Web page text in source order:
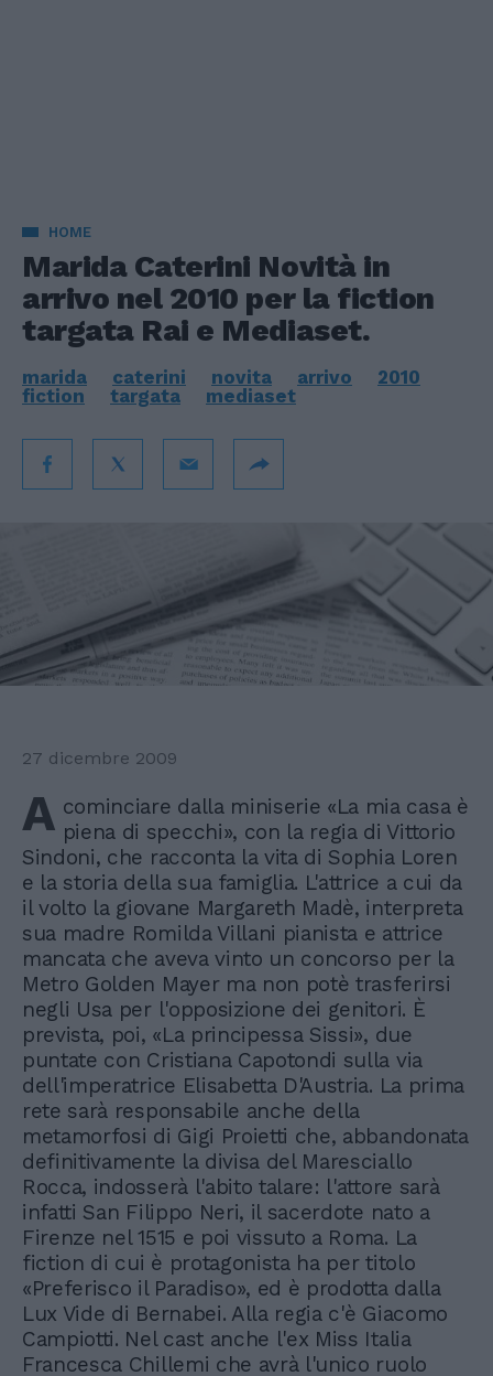
HOME
Marida Caterini Novità in
arrivo nel 2010 per la fiction
targata Rai e Mediaset.
marida caterini novita arrivo
2010
fiction
targata mediaset
27 dicembre 2009
A cominciare dalla miniserie «La mia casa è
piena di specchi», con la regia di Vittorio
Sindoni, che racconta la vita di Sophia Loren
e la storia della sua famiglia. L'attrice a cui da
il volto la giovane Margareth Madè, interpreta
sua madre Romilda Villani pianista e attrice
mancata che aveva vinto un concorso per la
Metro Golden Mayer ma non potè trasferirsi
negli Usa per l'opposizione dei genitori. È
prevista, poi, «La principessa Sissi», due
puntate con Cristiana Capotondi sulla via
dell'imperatrice Elisabetta D'Austria. La prima
rete sarà responsabile anche della
metamorfosi di Gigi Proietti che, abbandonata
definitivamente la divisa del Maresciallo
Rocca, indosserà l'abito talare: l'attore sarà
infatti San Filippo Neri, il sacerdote nato a
Firenze nel 1515 e poi vissuto a Roma. La
fiction di cui è protagonista ha per titolo
«Preferisco il Paradiso», ed è prodotta dalla
Lux Vide di Bernabei. Alla regia c'è Giacomo
Campiotti. Nel cast anche l'ex Miss Italia
Francesca Chillemi che avrà l'unico ruolo